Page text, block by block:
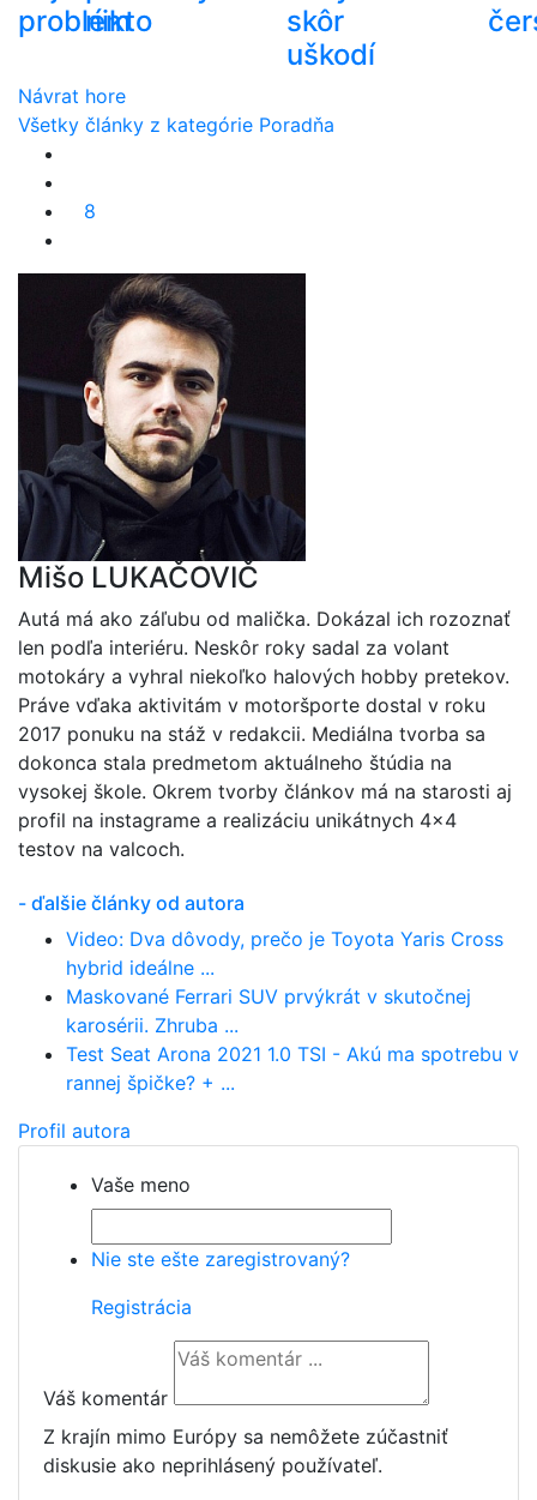
problém
nikto
skôr
uškodí
Návrat hore
Všetky články z kategórie Poradňa
8
Mišo LUKAČOVIČ
Autá má ako záľubu od malička. Dokázal ich rozoznať
len podľa interiéru. Neskôr roky sadal za volant
motokáry a vyhral niekoľko halových hobby pretekov.
Práve vďaka aktivitám v motoršporte dostal v roku
2017 ponuku na stáž v redakcii. Mediálna tvorba sa
dokonca stala predmetom aktuálneho štúdia na
vysokej škole. Okrem tvorby článkov má na starosti aj
profil na instagrame a realizáciu unikátnych 4x4
testov na valcoch.
- ďalšie články od autora
Video: Dva dôvody, prečo je Toyota Yaris Cross
hybrid ideálne ...
Maskované Ferrari SUV prvýkrát v skutočnej
karosérii. Zhruba ...
Test Seat Arona 2021 1.0 TSI - Akú ma spotrebu v
rannej špičke? + ...
Profil autora
Vaše meno
Nie ste ešte zaregistrovaný?
Registrácia
Váš komentár
Z krajín mimo Európy sa nemôžete zúčastniť
diskusie ako neprihlásený používateľ.